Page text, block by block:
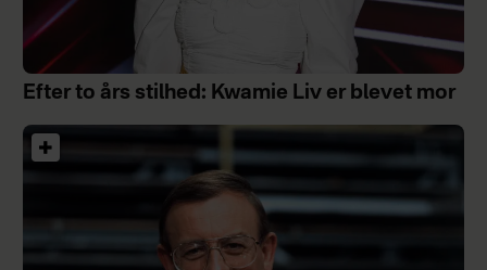
Efter to års stilhed: Kwamie Liv er blevet mor